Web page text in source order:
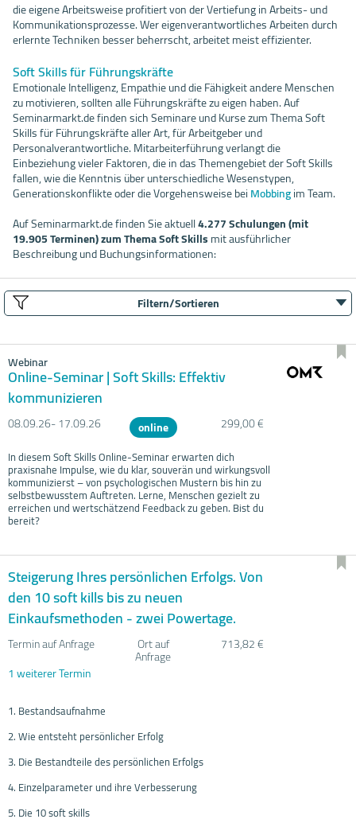
die eigene Arbeitsweise profitiert von der Vertiefung in Arbeits- und
Kommunikationsprozesse. Wer eigenverantwortliches Arbeiten durch
erlernte Techniken besser beherrscht, arbeitet meist effizienter.
Soft Skills für Führungskräfte
Emotionale Intelligenz, Empathie und die Fähigkeit andere Menschen
zu motivieren, sollten alle Führungskräfte zu eigen haben. Auf
Seminarmarkt.de finden sich Seminare und Kurse zum Thema Soft
Skills für Führungskräfte aller Art, für Arbeitgeber und
Personalverantwortliche. Mitarbeiterführung verlangt die
Einbeziehung vieler Faktoren, die in das Themengebiet der Soft Skills
fallen, wie die Kenntnis über unterschiedliche Wesenstypen,
Generationskonflikte oder die Vorgehensweise beiMobbingim Team.
Auf Seminarmarkt.de finden Sie aktuell4.277 Schulungen (mit
19.905 Terminen) zum Thema Soft Skillsmit ausführlicher
Beschreibung und Buchungsinformationen:
Filtern/Sortieren
Webinar
Online-Seminar | Soft Skills: Effektiv
kommunizieren
08.09.26- 17.09.26 online 299,00 €
In diesem Soft Skills Online-Seminar erwarten dich
praxisnahe Impulse, wie du klar, souverän und wirkungsvoll
kommunizierst – von psychologischen Mustern bis hin zu
selbstbewusstem Auftreten. Lerne, Menschen gezielt zu
erreichen und wertschätzend Feedback zu geben. Bist du
bereit?
Steigerung Ihres persönlichen Erfolgs. Von
den 10 soft kills bis zu neuen
Einkaufsmethoden - zwei Powertage.
Termin auf Anfrage Ort auf
Anfrage
713,82 €
1 weiterer Termin
1. Bestandsaufnahme
2. Wie entsteht persönlicher Erfolg
3. Die Bestandteile des persönlichen Erfolgs
4. Einzelparameter und ihre Verbesserung
5. Die 10 soft skills